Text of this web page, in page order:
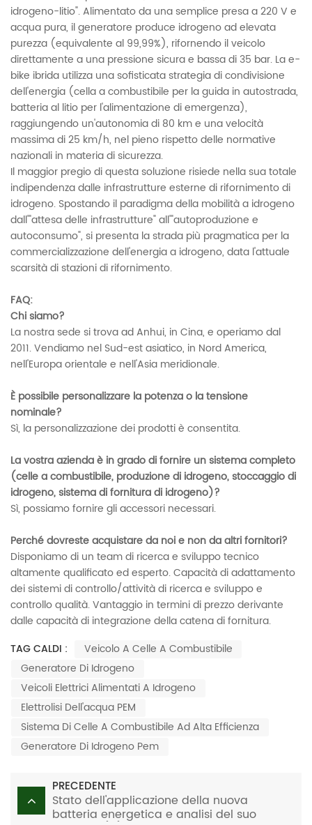
idrogeno-litio". Alimentato da una semplice presa a 220 V e
acqua pura, il generatore produce idrogeno ad elevata
purezza (equivalente al 99,99%), rifornendo il veicolo
direttamente a una pressione sicura e bassa di 35 bar. La e-
bike ibrida utilizza una sofisticata strategia di condivisione
dell'energia (cella a combustibile per la guida in autostrada,
batteria al litio per l'alimentazione di emergenza),
raggiungendo un'autonomia di 80 km e una velocità
massima di 25 km/h, nel pieno rispetto delle normative
nazionali in materia di sicurezza.
Il maggior pregio di questa soluzione risiede nella sua totale
indipendenza dalle infrastrutture esterne di rifornimento di
idrogeno. Spostando il paradigma della mobilità a idrogeno
dall'"attesa delle infrastrutture" all'"autoproduzione e
autoconsumo", si presenta la strada più pragmatica per la
commercializzazione dell'energia a idrogeno, data l'attuale
scarsità di stazioni di rifornimento.
FAQ:
Chi siamo?
La nostra sede si trova ad Anhui, in Cina, e operiamo dal
2011. Vendiamo nel Sud-est asiatico, in Nord America,
nell'Europa orientale e nell'Asia meridionale.
È possibile personalizzare la potenza o la tensione
nominale?
Sì, la personalizzazione dei prodotti è consentita.
La vostra azienda è in grado di fornire un sistema completo
(celle a combustibile, produzione di idrogeno, stoccaggio di
idrogeno, sistema di fornitura di idrogeno)?
Sì, possiamo fornire gli accessori necessari.
Perché dovreste acquistare da noi e non da altri fornitori?
Disponiamo di un team di ricerca e sviluppo tecnico
altamente qualificato ed esperto. Capacità di adattamento
dei sistemi di controllo/attività di ricerca e sviluppo e
controllo qualità. Vantaggio in termini di prezzo derivante
dalle capacità di integrazione della catena di fornitura.
TAG CALDI :
Veicolo A Celle A Combustibile
Generatore Di Idrogeno
Veicoli Elettrici Alimentati A Idrogeno
Elettrolisi Dell'acqua PEM
Sistema Di Celle A Combustibile Ad Alta Efficienza
Generatore Di Idrogeno Pem
PRECEDENTE
Stato dell'applicazione della nuova
batteria energetica e analisi del suo